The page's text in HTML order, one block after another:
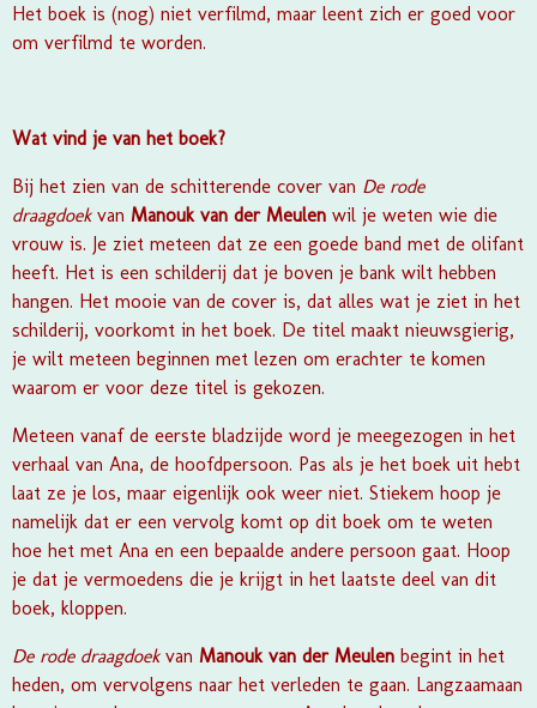
Het boek is (nog) niet verfilmd, maar leent zich er goed voor
om verfilmd te worden.
Wat vind je van het boek?
Bij het zien van de schitterende cover van De rode
draagdoek van Manouk van der Meulen wil je weten wie die
vrouw is. Je ziet meteen dat ze een goede band met de olifant
heeft. Het is een schilderij dat je boven je bank wilt hebben
hangen. Het mooie van de cover is, dat alles wat je ziet in het
schilderij, voorkomt in het boek. De titel maakt nieuwsgierig,
je wilt meteen beginnen met lezen om erachter te komen
waarom er voor deze titel is gekozen.
Meteen vanaf de eerste bladzijde word je meegezogen in het
verhaal van Ana, de hoofdpersoon. Pas als je het boek uit hebt
laat ze je los, maar eigenlijk ook weer niet. Stiekem hoop je
namelijk dat er een vervolg komt op dit boek om te weten
hoe het met Ana en een bepaalde andere persoon gaat. Hoop
je dat je vermoedens die je krijgt in het laatste deel van dit
boek, kloppen.
De rode draagdoek van Manouk van der Meulen begint in het
heden, om vervolgens naar het verleden te gaan. Langzaamaan